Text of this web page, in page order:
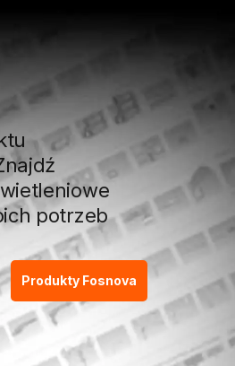
potrzeb
Produkty Fosnova